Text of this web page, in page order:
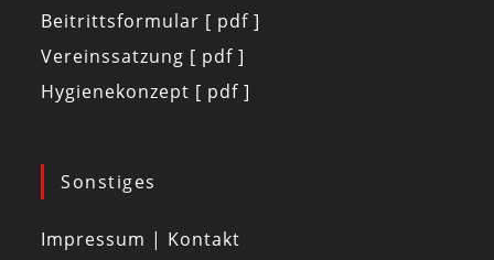
Beitrittsformular [ pdf ]
Vereinssatzung [ pdf ]
Hygienekonzept [ pdf ]
Sonstiges
Impressum | Kontakt